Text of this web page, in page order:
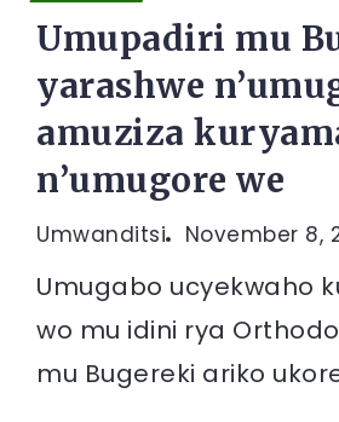
Umupadiri mu
yarashwe
amuziza
n’umugore we
Umwanditsi November 8,
Umugabo ucyekwaho
wo mu idini rya
mu Bugereki ariko